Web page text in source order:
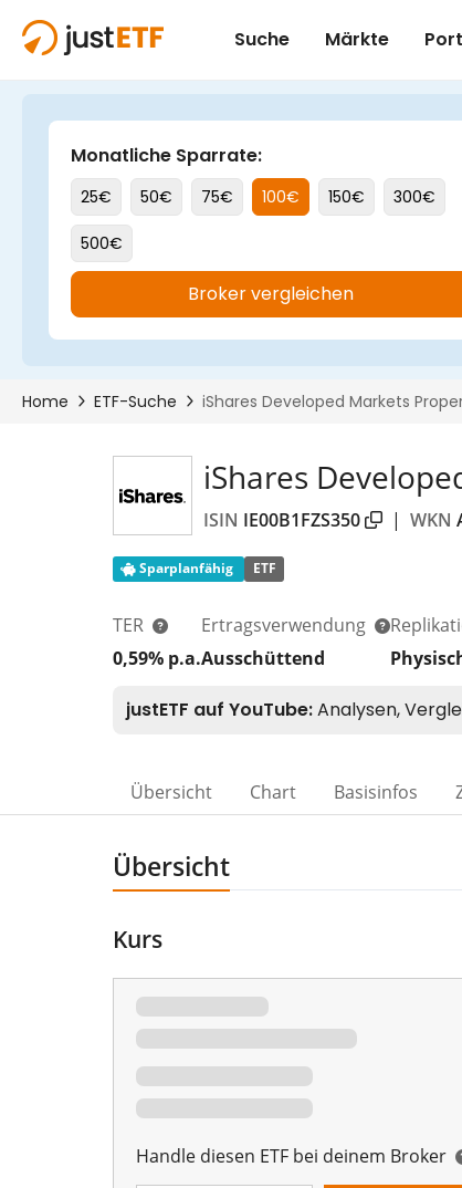
iShares
ISIN IE00B1FZS350 | WKN
Sparplanfähig ETF
TER
0,59% p.a.
Ertragsverwendung
Ausschüttend
Übersicht Chart Basisinfos
Übersicht
Kurs
Handle diesen ETF bei deinem Broker